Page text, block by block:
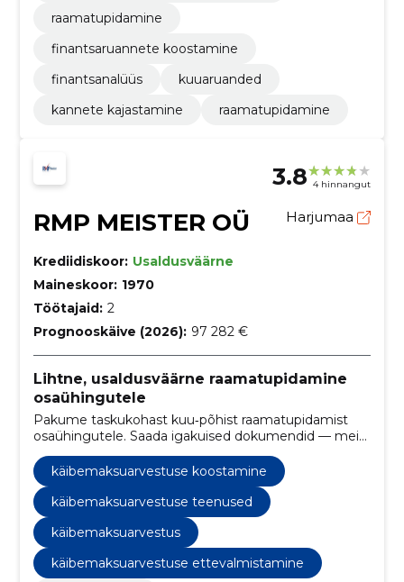
raamatupidamine
finantsaruannete koostamine
finantsanalüüs
kuuaruanded
kannete kajastamine
raamatupidamine
3.8 4 hinnangut
RMP MEISTER OÜ Harjumaa
Krediidiskoor: Usaldusväärne
Maineskoor: 1970
Töötajaid: 2
Prognooskäive (2026): 97 282 €
Lihtne, usaldusväärne raamatupidamine
osaühingutele
Pakume taskukohast kuu‑põhist raamatupidamist
osaühingutele. Saada igakuised dokumendid — meie
korraldame raamatupidamise, aruandluse, taastamise
ja sujuva teenusevahetuse.
käibemaksuarvestuse koostamine
käibemaksuarvestuse teenused
käibemaksuarvestus
käibemaksuarvestuse ettevalmistamine